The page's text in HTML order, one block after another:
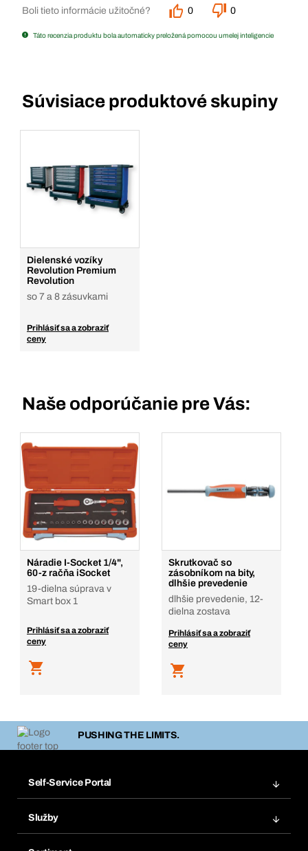
Boli tieto informácie užitočné? 0 0
Táto recenzia produktu bola automaticky preložená pomocou umelej inteligencie
Súvisiace produktové skupiny
Dielenské vozíky
Revolution Premium
Revolution
so 7 a 8 zásuvkami
Prihlásiť sa a zobraziť
ceny
Naše odporúčanie pre Vás:
Náradie I-Socket 1/4",
60-z račňa iSocket
19-dielna súprava v
Smart box 1
Prihlásiť sa a zobraziť
ceny
Skrutkovač so
zásobníkom na bity,
dlhšie prevedenie
dlhšie prevedenie, 12-
dielna zostava
Prihlásiť sa a zobraziť
ceny
PUSHING THE LIMITS.
Self-Service Portal
Obľúbené
Služby